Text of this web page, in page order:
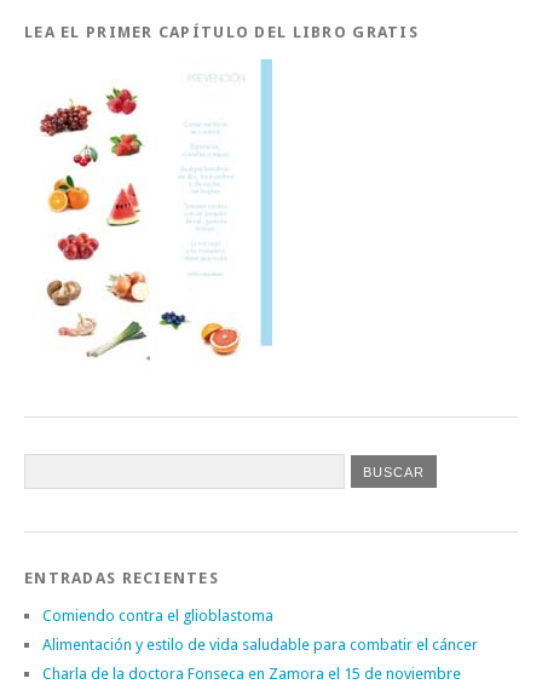
LEA EL PRIMER CAPÍTULO DEL LIBRO GRATIS
ENTRADAS RECIENTES
Comiendo contra el glioblastoma
Alimentación y estilo de vida saludable para combatir el cáncer
Charla de la doctora Fonseca en Zamora el 15 de noviembre